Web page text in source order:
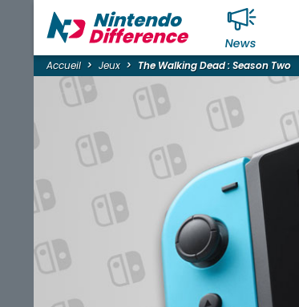
News
Accueil Jeux The Walking Dead : Season Two